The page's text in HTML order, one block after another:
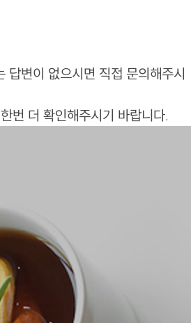
답변이 없으시면 직접 문의해주시
번 더 확인해주시기 바랍니다.